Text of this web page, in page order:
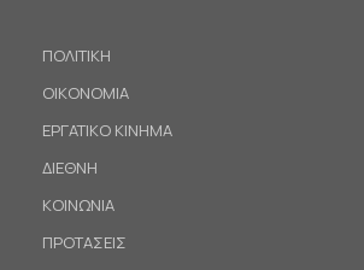
ΠΟΛΙΤΙΚΗ
ΟΙΚΟΝΟΜΙΑ
ΕΡΓΑΤΙΚΟ ΚΙΝΗΜΑ
ΔΙΕΘΝΗ
ΚΟΙΝΩΝΙΑ
ΠΡΟΤΑΣΕΙΣ